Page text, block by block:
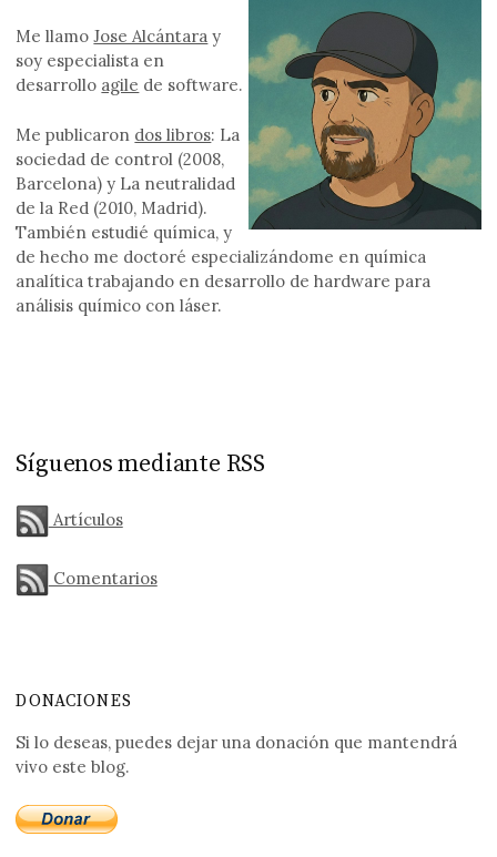
Me llamoJose Alcántara y
soy especialista en
desarrollo agile de software.
Me publicaron dos libros: La
sociedad de control (2008,
Barcelona) y La neutralidad
de la Red (2010, Madrid).
También estudié química, y
de hecho me doctoré especializándome en química
analítica trabajando en desarrollo de hardware para
análisis químico con láser.
Síguenos mediante RSS
Artículos
Comentarios
DONACIONES
Si lo deseas, puedes dejar una donación que mantendrá
vivo este blog.